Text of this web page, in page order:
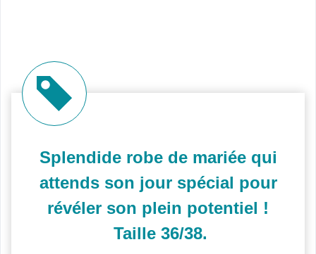
Splendide robe de mariée qui
attends son jour spécial pour
révéler son plein potentiel !
Taille 36/38.